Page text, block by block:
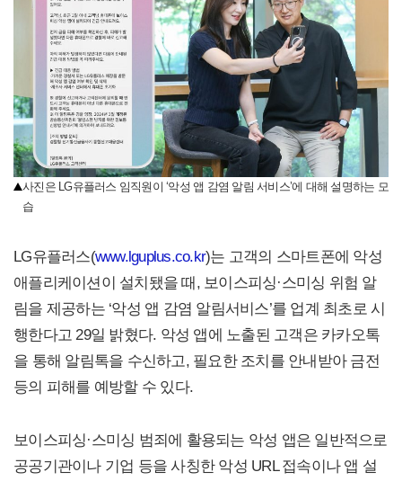
사진은 LG유플러스 임직원이 ‘악성 앱 감염 알림 서비스’에 대해 설명하는 모
습
LG유플러스(www.lguplus.co.kr)는 고객의 스마트폰에 악성
애플리케이션이 설치됐을 때, 보이스피싱·스미싱 위험 알
림을 제공하는 ‘악성 앱 감염 알림서비스’를 업계 최초로 시
행한다고 29일 밝혔다. 악성 앱에 노출된 고객은 카카오톡
을 통해 알림톡을 수신하고, 필요한 조치를 안내받아 금전
등의 피해를 예방할 수 있다.
보이스피싱·스미싱 범죄에 활용되는 악성 앱은 일반적으로
공공기관이나 기업 등을 사칭한 악성 URL 접속이나 앱 설